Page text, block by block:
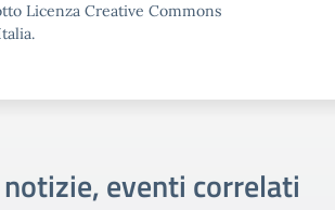
Licenza Creative Commons
eventi correlati